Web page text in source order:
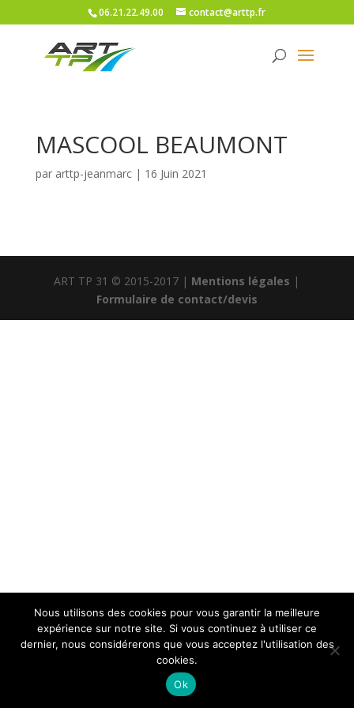
06.21.22.49.00 contact@arttp.fr
MASCOOL BEAUMONT
par arttp-jeanmarc| 16 Juin 2021
ART TP 31 © 2015-2017 | Mentions légales |
Formulaire de contact/devis
Nous utilisons des cookies pour vous garantir la meilleure
expérience sur notre site. Si vous continuez à utiliser ce
dernier, nous considérerons que vous acceptez l'utilisation des
cookies.
Ok